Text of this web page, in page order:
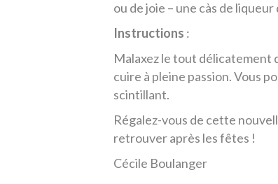
ou de joie – une càs de
Instructions :
Malaxez le tout délicatement
cuire à pleine passion. Vous
scintillant.
Régalez-vous de cette
retrouver après les fêtes !
Cécile Boulanger